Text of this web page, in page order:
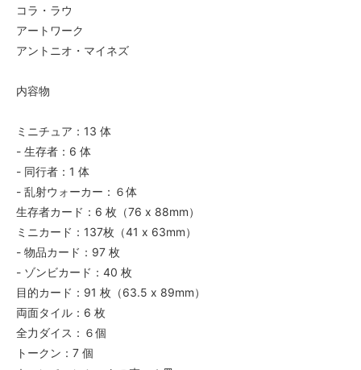
コラ・ラウ
アートワーク
アントニオ・マイネズ
内容物
ミニチュア：13 体
- 生存者：6 体
- 同行者：1 体
- 乱射ウォーカー：６体
生存者カード：6 枚（76 x 88mm）
ミニカード：137枚（41 x 63mm）
- 物品カード：97 枚
- ゾンビカード：40 枚
目的カード：91 枚（63.5 x 89mm）
両面タイル：6 枚
全力ダイス：６個
トークン：7 個